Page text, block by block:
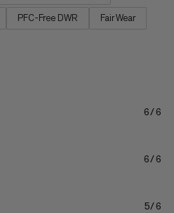
PFC-Free DWR Fair Wear
6/6
6/6
5/6